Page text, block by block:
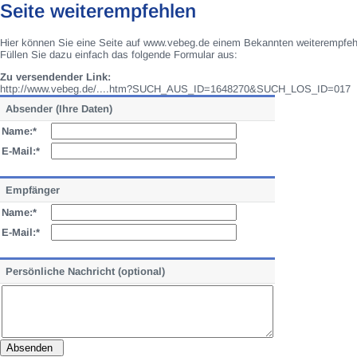
Seite weiterempfehlen
Hier können Sie eine Seite auf www.vebeg.de einem Bekannten
Füllen Sie dazu einfach das folgende Formular aus:
Zu versendender Link:
http://www.vebeg.de/....htm?SUCH_AUS_ID=1648270&SUCH_LOS_ID=017
Absender (Ihre Daten)
Name:*
E-Mail:*
Empfänger
Name:*
E-Mail:*
Persönliche Nachricht (optional)